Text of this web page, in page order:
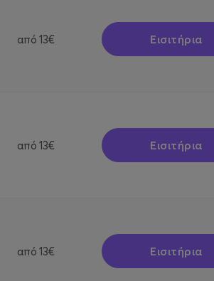
από 13€ Εισιτήρια
από 13€ Εισιτήρια
από 13€ Εισιτήρια